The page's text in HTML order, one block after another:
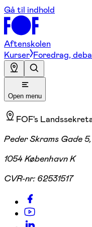
Gå til indhold
Aftenskolen
Kurser Foredrag,
Open menu
FOF's
Peder Skrams Gade 5,
1054 København K
CVR-nr: 62531517